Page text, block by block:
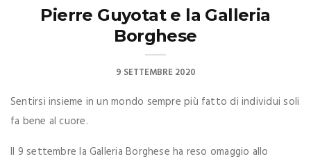
Pierre Guyotat e la Galleria
Borghese
9 SETTEMBRE 2020
Sentirsi insieme in un mondo sempre più fatto di individui soli
fa bene al cuore.
Il 9 settembre la Galleria Borghese ha reso omaggio allo